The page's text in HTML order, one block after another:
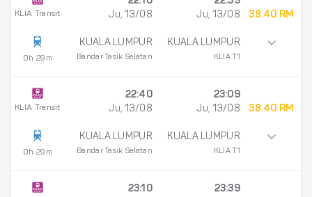
KLIA Transit
0h 29m
Ju, 13/08
KUALA LUMPUR
Bandar Tasik Selatan
Ju, 13/08
KUALA LUMPUR
KLIA T1
38.40 RM
KLIA Transit
0h 29m
22:40
Ju, 13/08
KUALA LUMPUR
Bandar Tasik Selatan
23:09
Ju, 13/08
KUALA LUMPUR
KLIA T1
38.40 RM
23:10
23:39